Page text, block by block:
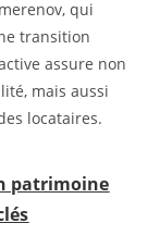
qui
transition
assure non
mais aussi
locataires.
patrimoine